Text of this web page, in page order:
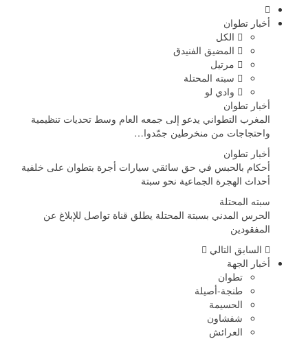
أخبار تطوان
الكل
المضيق الفنيدق
مرتيل
سبته المحتلة
وادي لو
أخبار تطوان
المغرب التطواني يدعو إلى جمعه العام وسط تحديات تنظيمية
واحتجاجات من منخرطين جمّدوا…
أخبار تطوان
أحكام بالحبس في حق سائقي سيارات أجرة بتطوان على خلفية
أحداث الهجرة الجماعية نحو سبتة
سبته المحتلة
الحرس المدني بسبتة المحتلة يطلق قناة تواصل للإبلاغ عن
المفقودين
السابق التالي
أخبار الجهة
تطوان
طنجة-أصيلة
الحسيمة
شفشاون
العرائش